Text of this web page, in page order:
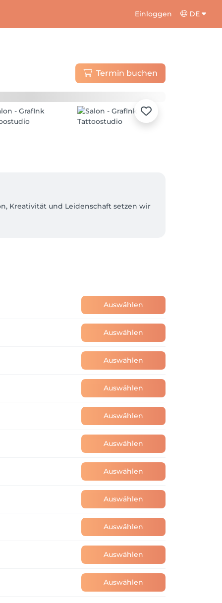
Einloggen DE
Termin buchen
Kreativität und Leidenschaft setzen wir
Auswählen
Auswählen
Auswählen
Auswählen
Auswählen
Auswählen
Auswählen
Auswählen
Auswählen
Auswählen
Auswählen